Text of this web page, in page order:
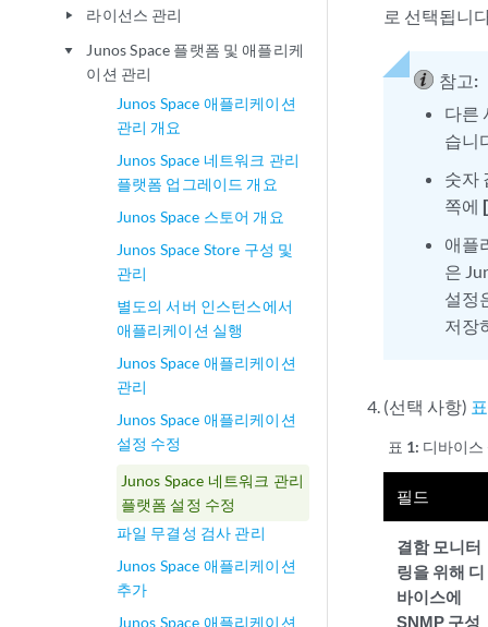
play_arrow 라이선스 관리
play_arrow
Junos Space 플랫폼 및 애플리케
이션 관리
Junos Space 애플리케이션
관리 개요
Junos Space 네트워크 관리
플랫폼 업그레이드 개요
Junos Space 스토어 개요
Junos Space Store 구성 및
관리
별도의 서버 인스턴스에서
애플리케이션 실행
Junos Space 애플리케이션
관리
Junos Space 애플리케이션
설정 수정
Junos Space 네트워크 관리
플랫폼 설정 수정
파일 무결성 검사 관리
Junos Space 애플리케이션
추가
Junos Space 애플리케이션
로 선택됩니
참고:
다른
습니
숫자
쪽에
애플
은
설정
저장
(선택 사항)
표 1: 디바이스
필드
결함 모니터
링을 위해 디
바이스에
SNMP 구성